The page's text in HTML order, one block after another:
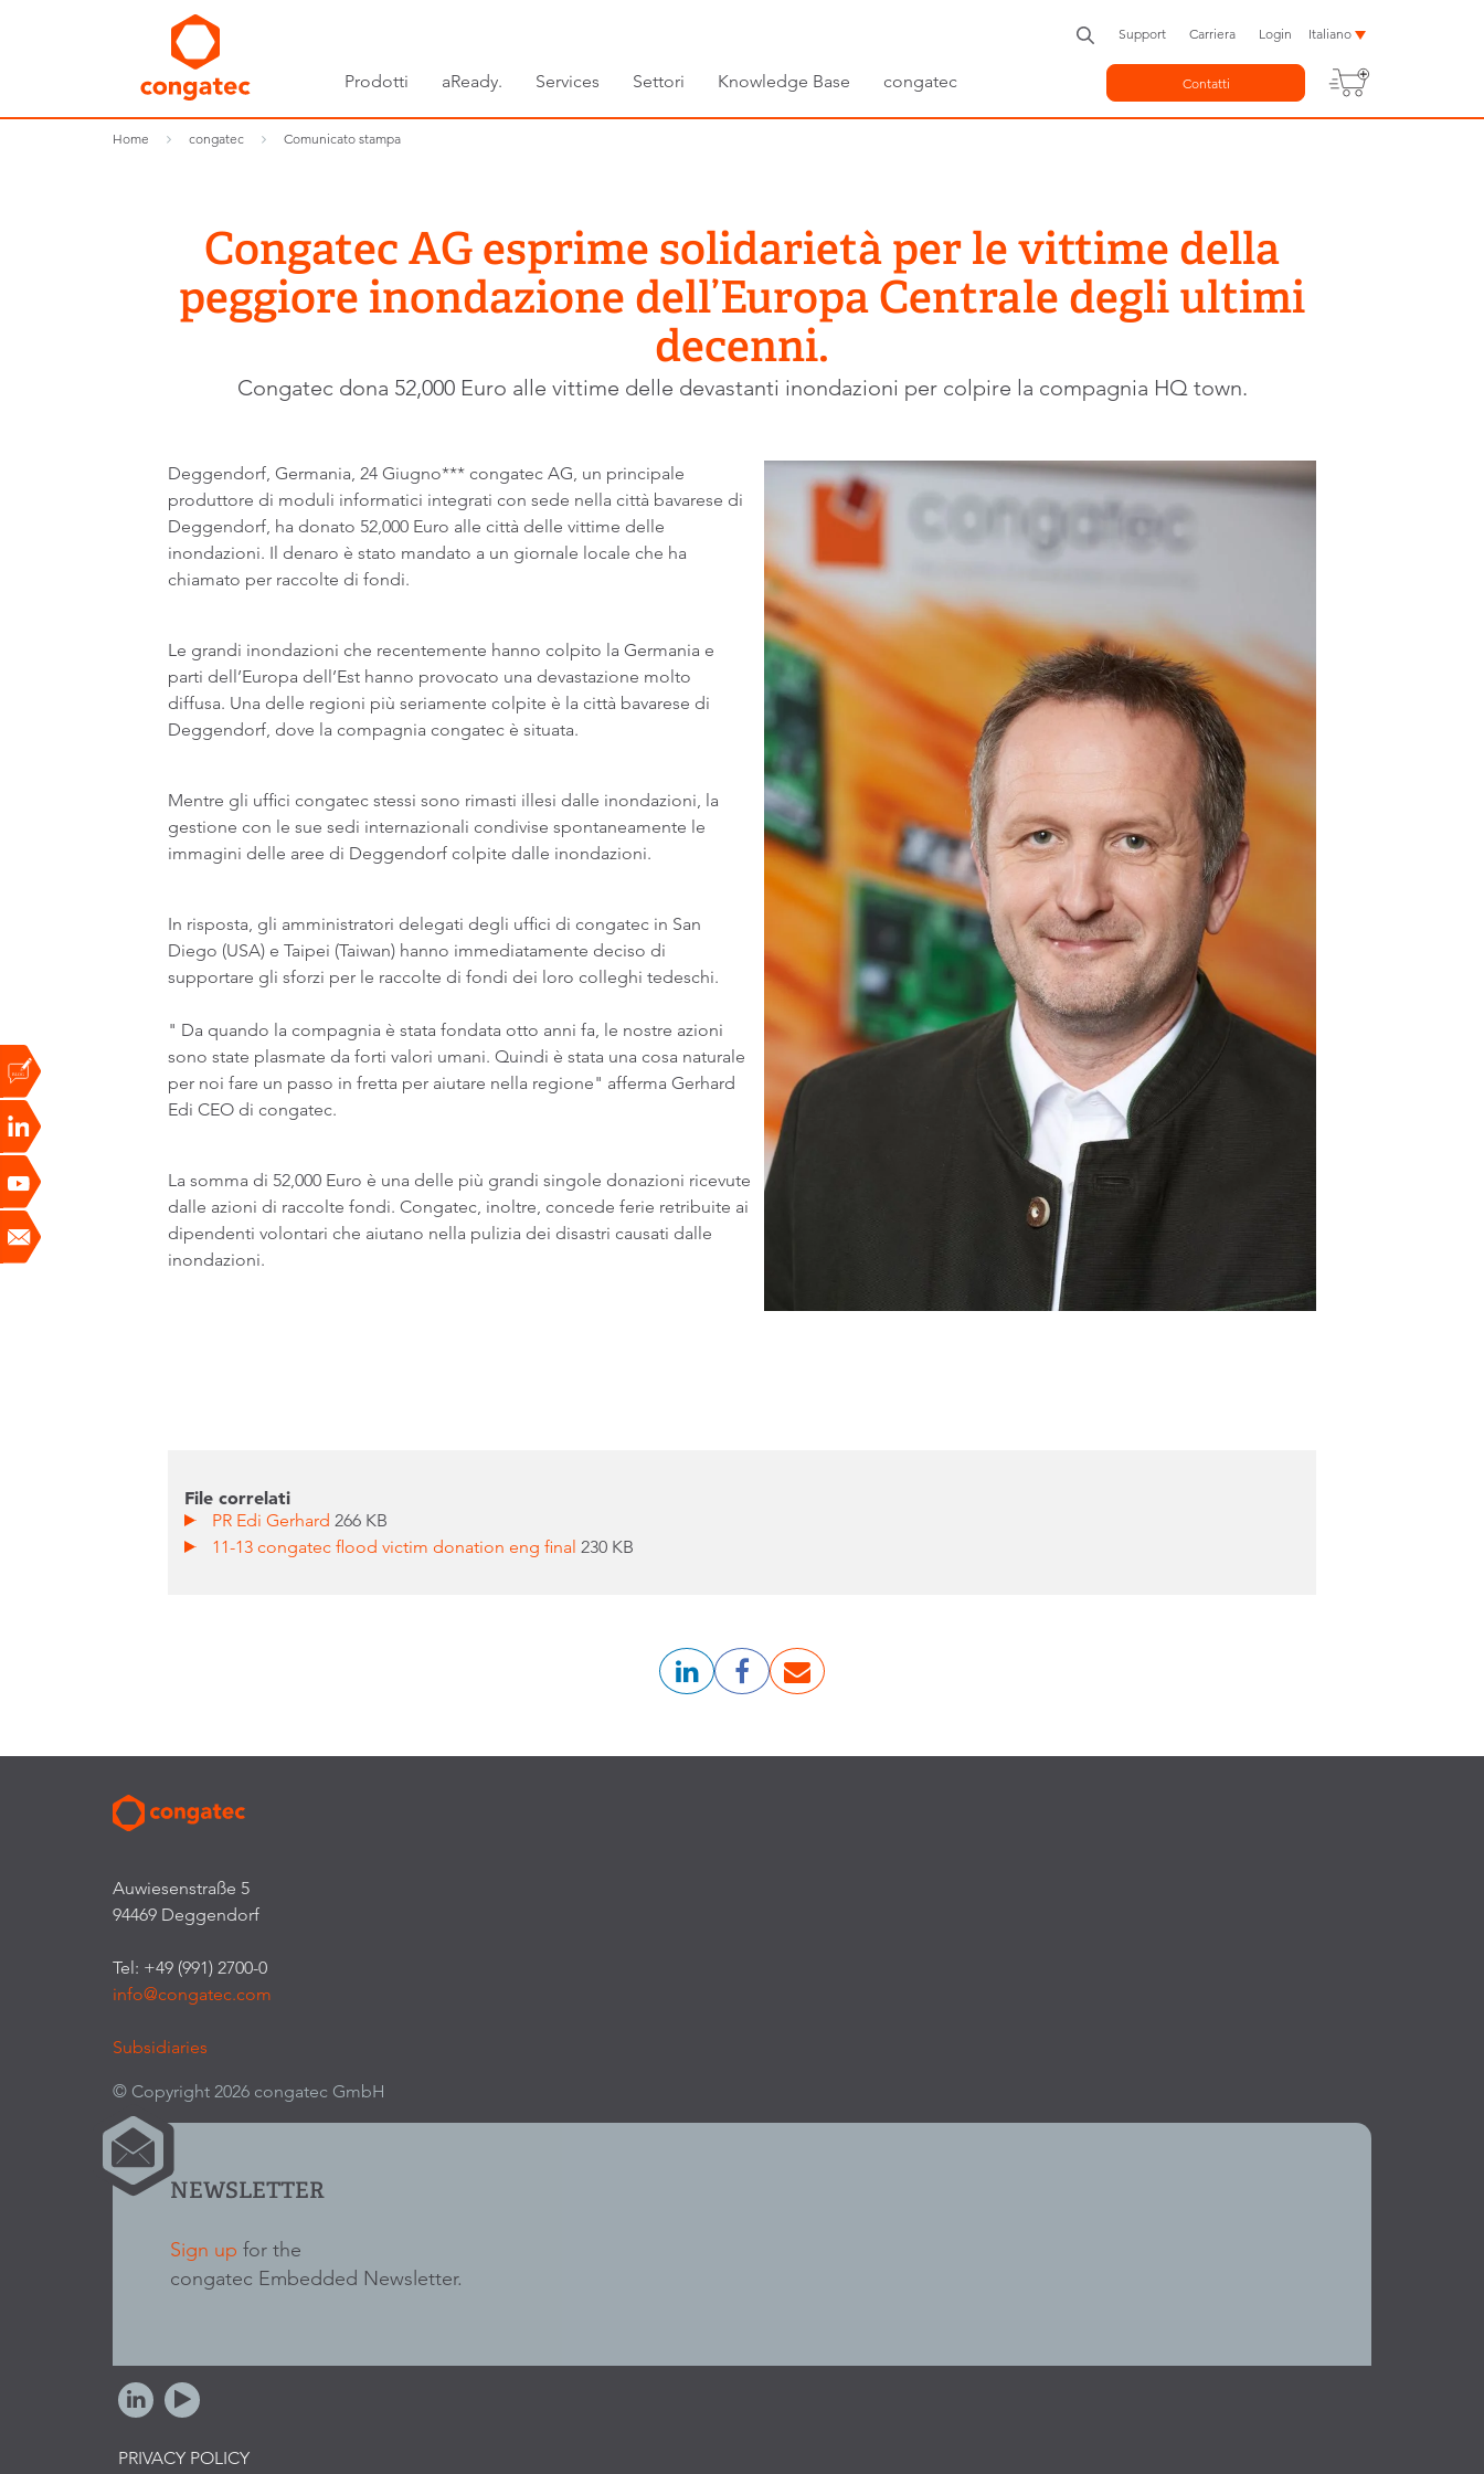
Prodotti aReady. Services Settori Knowledge Base congatec
Support Carriera Login Italiano
Contatti
Home congatec Comunicato stampa
Congatec AG esprime solidarietà per le vittime della
peggiore inondazione dell’Europa Centrale degli ultimi
decenni.
Congatec dona 52,000 Euro alle vittime delle devastanti inondazioni per colpire la compagnia HQ town.
Deggendorf, Germania, 24 Giugno*** congatec AG, un principale
produttore di moduli informatici integrati con sede nella città bavarese di
Deggendorf, ha donato 52,000 Euro alle città delle vittime delle
inondazioni. Il denaro è stato mandato a un giornale locale che ha
chiamato per raccolte di fondi.
Le grandi inondazioni che recentemente hanno colpito la Germania e
parti dell’Europa dell’Est hanno provocato una devastazione molto
diffusa. Una delle regioni più seriamente colpite è la città bavarese di
Deggendorf, dove la compagnia congatec è situata.
Mentre gli uffici congatec stessi sono rimasti illesi dalle inondazioni, la
gestione con le sue sedi internazionali condivise spontaneamente le
immagini delle aree di Deggendorf colpite dalle inondazioni.
In risposta, gli amministratori delegati degli uffici di congatec in San
Diego (USA) e Taipei (Taiwan) hanno immediatamente deciso di
supportare gli sforzi per le raccolte di fondi dei loro colleghi tedeschi.
" Da quando la compagnia è stata fondata otto anni fa, le nostre azioni
sono state plasmate da forti valori umani. Quindi è stata una cosa naturale
per noi fare un passo in fretta per aiutare nella regione" afferma Gerhard
Edi CEO di congatec.
La somma di 52,000 Euro è una delle più grandi singole donazioni ricevute
dalle azioni di raccolte fondi. Congatec, inoltre, concede ferie retribuite ai
dipendenti volontari che aiutano nella pulizia dei disastri causati dalle
inondazioni.
File correlati
PR Edi Gerhard266 KB
11-13 congatec flood victim donation eng final230 KB
Auwiesenstraße 5
94469 Deggendorf
Tel: +49 (991) 2700-0
info@congatec.com
Subsidiaries
© Copyright 2026 congatec GmbH
NEWSLETTER
Sign up for the
congatec Embedded Newsletter.
PRIVACY POLICY